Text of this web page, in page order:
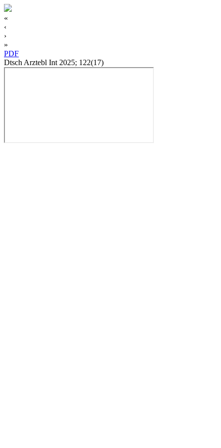
«
‹
›
»
PDF
Dtsch Arztebl Int 2025; 122(17)